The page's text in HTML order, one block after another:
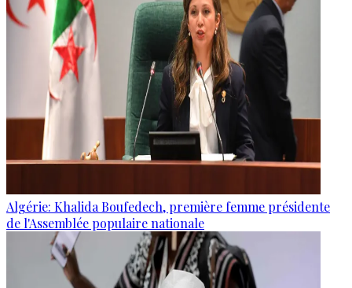
Algérie: Khalida Boufedech, première femme présidente
de l'Assemblée populaire nationale